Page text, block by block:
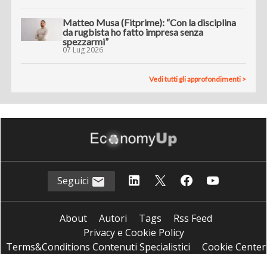
Matteo Musa (Fitprime): “Con la disciplina
da rugbista ho fatto impresa senza
spezzarmi”
07 Lug 2026
Vedi tutti gli approfondimenti >
Seguici
About Autori Tags
Rss Feed
Privacy e Cookie Policy
Terms&Conditions Contenuti Specialistici
Cookie Center